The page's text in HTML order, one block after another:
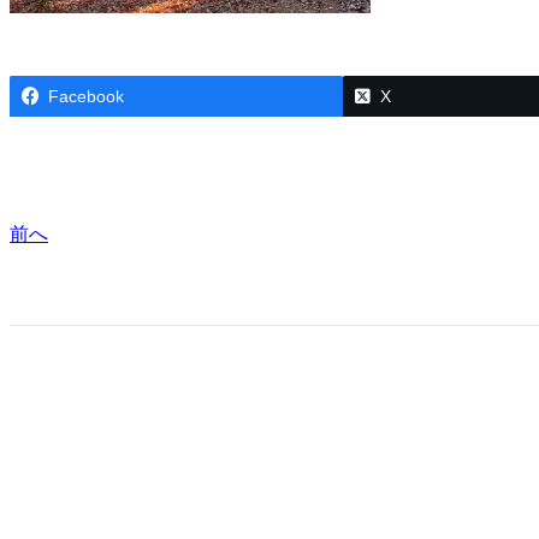
Facebook X
前へ